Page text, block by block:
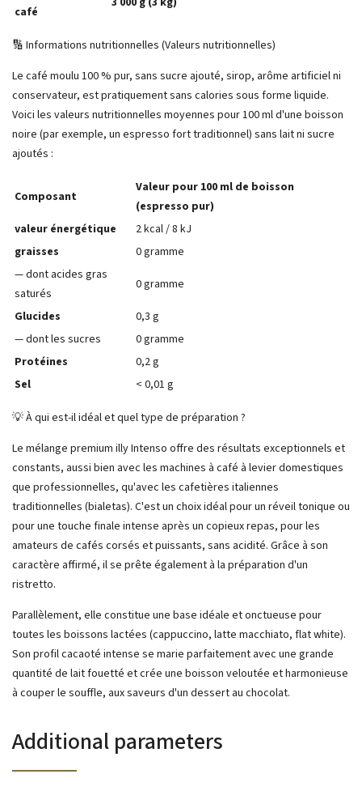
café
🔢 Informations nutritionnelles (Valeurs nutritionnelles)
Le café moulu 100 % pur, sans sucre ajouté, sirop, arôme artificiel ni
conservateur, est pratiquement sans calories sous forme liquide.
Voici les valeurs nutritionnelles moyennes pour 100 ml d'une boisson
noire (par exemple, un espresso fort traditionnel) sans lait ni sucre
ajoutés :
Composant
Valeur pour 100 ml de boisson
(espresso pur)
valeur énergétique
2 kcal / 8 kJ
graisses
0 gramme
— dont acides gras
saturés
0 gramme
Glucides
0,3 g
— dont les sucres
0 gramme
Protéines
0,2 g
Sel
< 0,01 g
💡 À qui est-il idéal et quel type de préparation ?
Le mélange premium illy Intenso offre des résultats exceptionnels et
constants, aussi bien avec les machines à café à levier domestiques
que professionnelles, qu'avec les cafetières italiennes
traditionnelles (bialetas). C'est un choix idéal pour un réveil tonique ou
pour une touche finale intense après un copieux repas, pour les
amateurs de cafés corsés et puissants, sans acidité. Grâce à son
caractère affirmé, il se prête également à la préparation d'un
ristretto.
Parallèlement, elle constitue une base idéale et onctueuse pour
toutes les boissons lactées (cappuccino, latte macchiato, flat white).
Son profil cacaoté intense se marie parfaitement avec une grande
quantité de lait fouetté et crée une boisson veloutée et harmonieuse
à couper le souffle, aux saveurs d'un dessert au chocolat.
Additional parameters